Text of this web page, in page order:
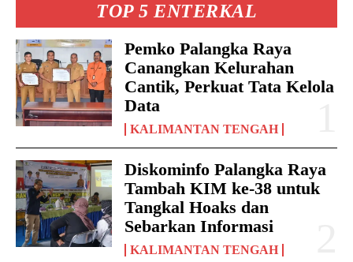
TOP 5 ENTERKAL
Pemko Palangka Raya
Canangkan Kelurahan
Cantik, Perkuat Tata Kelola
Data
KALIMANTAN TENGAH
Diskominfo Palangka Raya
Tambah KIM ke-38 untuk
Tangkal Hoaks dan
Sebarkan Informasi
KALIMANTAN TENGAH